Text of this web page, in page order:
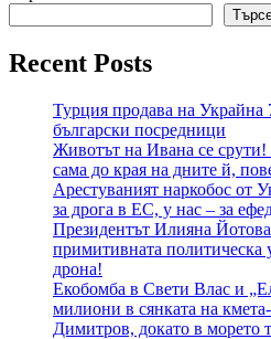
Recent Posts
Турция продава на Украйна
български посредници
Животът на Ивана се срути!
сама до края на дните й,
Арестуваният наркобос от
за дрога в ЕС, у нас – за
Президентът Илияна
примитивната политическа
дрона!
Екобомба в Свети Влас и
милиони в сянката на
Димитров, докато в морето